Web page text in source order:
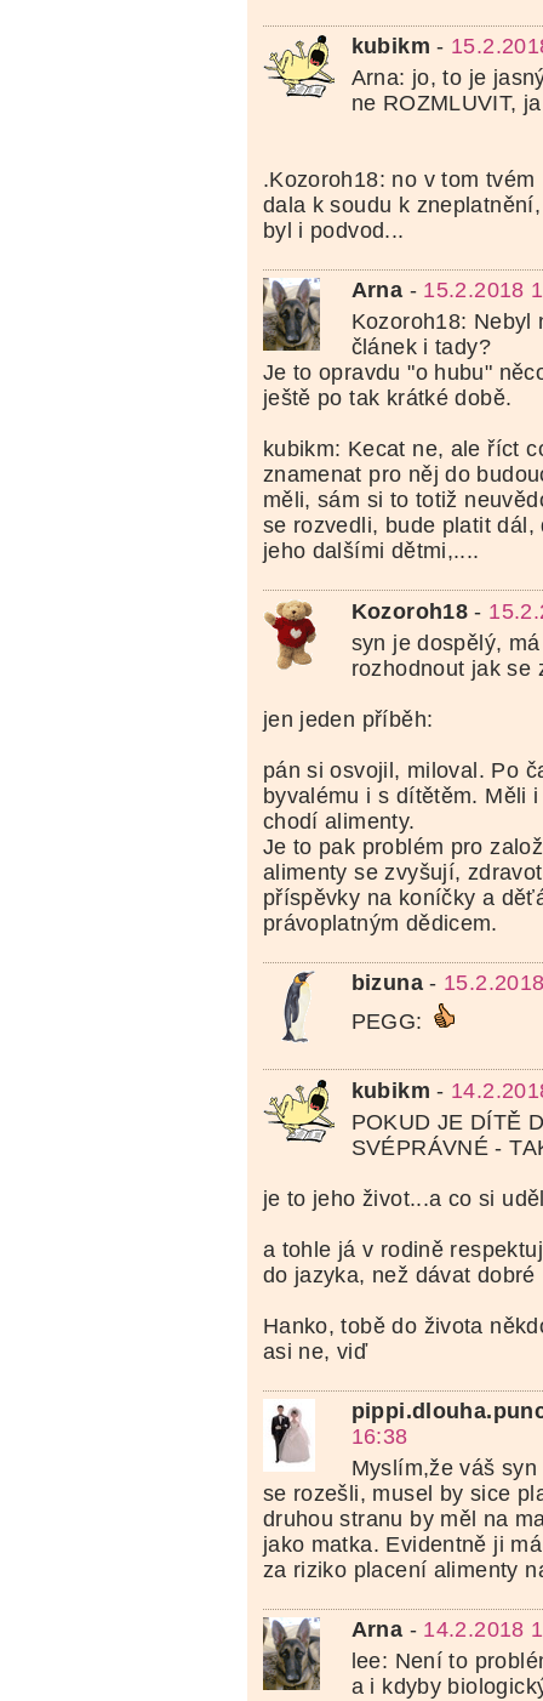
kubikm -
Arna: jo, to je
ne ROZMLUVIT,
.Kozoroh18: no v tom
dala k soudu k
byl i podvod...
Arna - 15.2.2018
Kozoroh18: Nebyl
článek i tady?
Je to opravdu "o hubu"
ještě po tak krátké době.
kubikm: Kecat ne, ale říct
znamenat pro něj do
měli, sám si to totiž
se rozvedli, bude platit
jeho dalšími dětmi,....
Kozoroh18 -
syn je dospělý,
rozhodnout jak se
jen jeden příběh:
pán si osvojil, miloval. Po
byvalému i s dítětěm. Měli
chodí alimenty.
Je to pak problém pro
alimenty se zvyšují,
příspěvky na koníčky a
právoplatným dědicem.
bizuna-
PEGG:
kubikm -
POKUD JE DÍTĚ
SVÉPRÁVNÉ -
je to jeho život...a co si
a tohle já v rodině
do jazyka, než dávat
Hanko, tobě do života
asi ne, viď
16:38
Myslím,že váš
se rozešli, musel by sice
druhou stranu by měl na
jako matka. Evidentně ji
za riziko placení alimenty
Arna - 14.2.2018
lee: Není to
a i kdyby